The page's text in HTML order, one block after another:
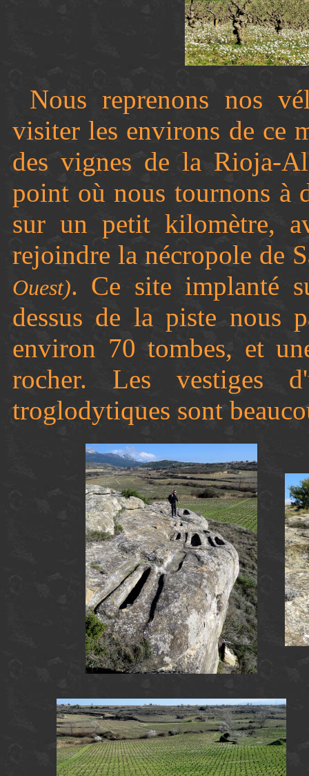
Nous reprenons nos
visiter les environs de ce
des vignes de la Rioja-
point où nous tournons à
sur un petit kilomètre,
rejoindre la nécropole de
Ouest). Ce site implanté
dessus de la piste nous
environ 70 tombes, et
rocher. Les vestiges
troglodytiques sont